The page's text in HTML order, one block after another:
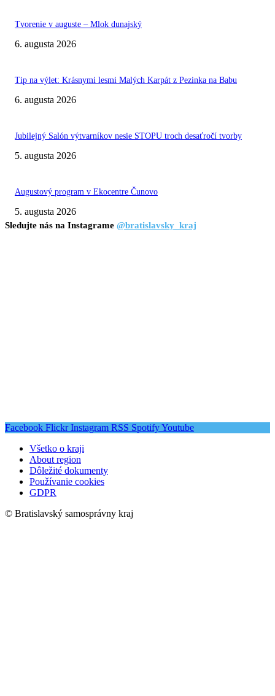
Tvorenie v auguste – Mlok dunajský
6. augusta 2026
Tip na výlet: Krásnymi lesmi Malých Karpát z Pezinka na Babu
6. augusta 2026
Jubilejný Salón výtvarníkov nesie STOPU troch desaťročí tvorby
5. augusta 2026
Augustový program v Ekocentre Čunovo
5. augusta 2026
Sledujte nás na Instagrame @bratislavsky_kraj
Facebook Flickr Instagram RSS SpotifyYoutube
Všetko o kraji
About region
Dôležité dokumenty
Používanie cookies
GDPR
© Bratislavský samosprávny kraj